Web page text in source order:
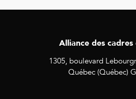
Alliance des
1305, boulevard
Québec (Québec)